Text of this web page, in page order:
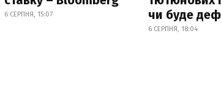
6 СЕРПНЯ, 15:07
чи буде
6 СЕРПНЯ, 18:04